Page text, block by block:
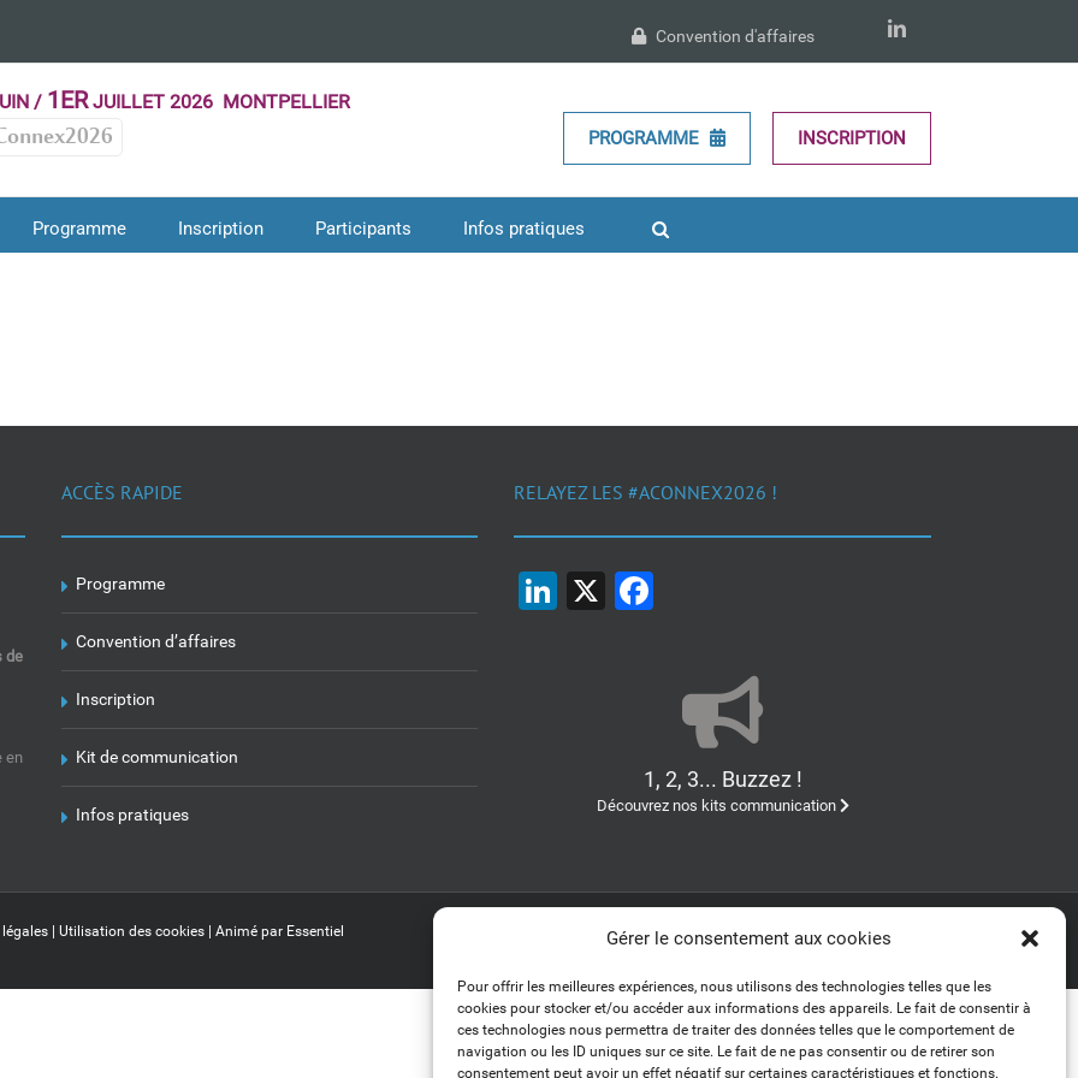
Gérer le consentement aux cookies
Pour offrir les meilleures expériences, nous utilisons des technologies telles que les
cookies pour stocker et/ou accéder aux informations des appareils. Le fait de consentir à
ces technologies nous permettra de traiter des données telles que le comportement de
navigation ou les ID uniques sur ce site. Le fait de ne pas consentir ou de retirer son
consentement peut avoir un effet négatif sur certaines caractéristiques et fonctions.
LinkedIn
Convention d'affaires
/ 1ERJUILLET 2026 MONTPELLIER
PROGRAMME INSCRIPTION
Programme Inscription Participants Infos pratiques
de
en
ACCÈS RAPIDE
Programme
Convention d’affaires
Inscription
Kit de communication
Infos pratiques
RELAYEZ LES #ACONNEX2026 !
LinkedIn
X
1, 2, 3... Buzzez !
Découvrez nos kits communication
| Utilisation des cookies | Animé par Essentiel